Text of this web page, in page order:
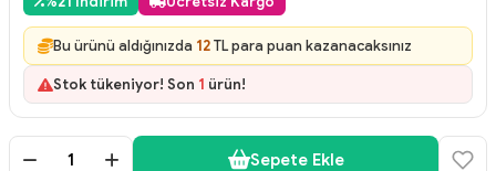
Bu ürünü aldığınızda 12TL para puan kazanacaksınız
Stok tükeniyor! Son 1 ürün!
Sepete Ekle